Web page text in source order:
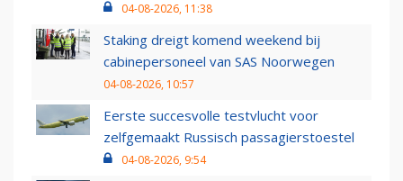
04-08-2026, 11:38
Staking dreigt komend weekend bij
cabinepersoneel van SAS Noorwegen
04-08-2026, 10:57
Eerste succesvolle testvlucht voor
zelfgemaakt Russisch passagierstoestel
04-08-2026, 9:54